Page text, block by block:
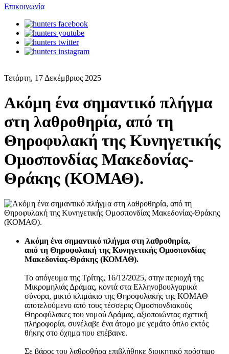
Επικοινωνία
Τετάρτη, 17 Δεκέμβριος 2025
Ακόμη ένα σημαντικό πλήγμα
στη λαθροθηρία, από τη
Θηροφυλακή της Κυνηγετικής
Ομοσπονδίας Μακεδονίας-
Θράκης (ΚΟΜΑΘ).
Ακόμη ένα σημαντικό πλήγμα στη λαθροθηρία,
από τη Θηροφυλακή της Κυνηγετικής Ομοσπονδίας
Μακεδονίας-Θράκης (ΚΟΜΑΘ).
Το απόγευμα της Τρίτης, 16/12/2025, στην περιοχή της
Μικρομηλιάς Δράμας, κοντά στα Ελληνοβουλγαρικά
σύνορα, μικτό κλιμάκιο της Θηροφυλακής της ΚΟΜΑΘ
αποτελούμενο από τους τέσσερις Ομοσπονδιακούς
Θηροφύλακες του νομού Δράμας, αξιοποιώντας σχετική
πληροφορία, συνέλαβε ένα άτομο με γεμάτο όπλο εκτός
θήκης στο όχημα που επέβαινε.
Σε βάρος του λαθροθήρα επιβλήθηκε διοικητικό πρόστιμο